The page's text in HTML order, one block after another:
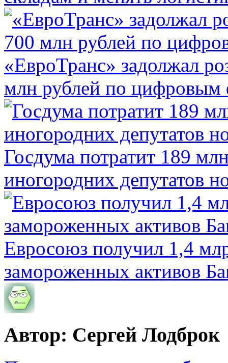
«ЕвроТранс» задолжал
млн рублей по цифровым
Госдума потратит 189
иногородних депутатов
Евросоюз получил 1,4
замороженных активов
Автор: Сергей Лодброк